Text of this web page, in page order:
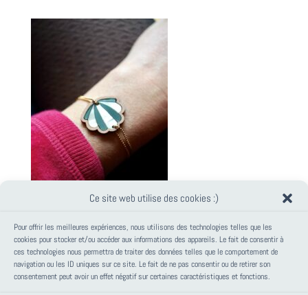
Ce site web utilise des cookies :)
Pour offrir les meilleures expériences, nous utilisons des technologies telles que les
cookies pour stocker et/ou accéder aux informations des appareils. Le fait de consentir à
ces technologies nous permettra de traiter des données telles que le comportement de
navigation ou les ID uniques sur ce site. Le fait de ne pas consentir ou de retirer son
consentement peut avoir un effet négatif sur certaines caractéristiques et fonctions.
PANIER
Votre panier est vide.